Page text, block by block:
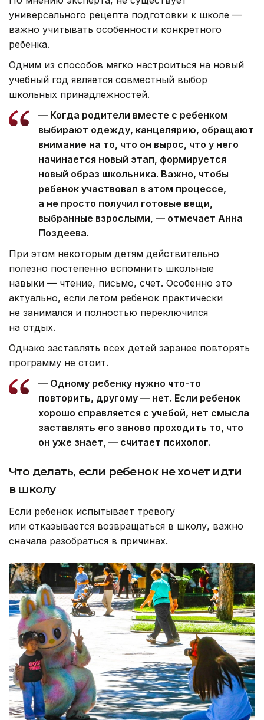
универсального рецепта подготовки к школе —
важно учитывать особенности конкретного
ребенка.
Одним из способов мягко настроиться на новый
учебный год является совместный выбор
школьных принадлежностей.
— Когда родители вместе с ребенком
выбирают одежду, канцелярию, обращают
внимание на то, что он вырос, что у него
начинается новый этап, формируется
новый образ школьника. Важно, чтобы
ребенок участвовал в этом процессе,
а не просто получил готовые вещи,
выбранные взрослыми, — отмечает Анна
Поздеева.
При этом некоторым детям действительно
полезно постепенно вспомнить школьные
навыки — чтение, письмо, счет. Особенно это
актуально, если летом ребенок практически
не занимался и полностью переключился
на отдых.
Однако заставлять всех детей заранее повторять
программу не стоит.
— Одному ребенку нужно что-то
повторить, другому — нет. Если ребенок
хорошо справляется с учебой, нет смысла
заставлять его заново проходить то, что
он уже знает, — считает психолог.
Что делать, если ребенок не хочет идти
в школу
Если ребенок испытывает тревогу
или отказывается возвращаться в школу, важно
сначала разобраться в причинах.